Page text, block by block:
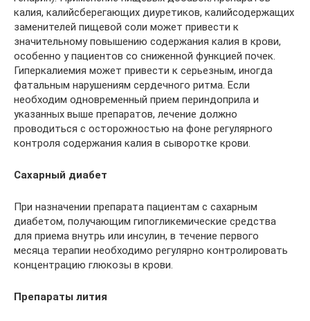
калия, калийсберегающих диуретиков, калийсодержащих
заменителей пищевой соли может привести к
значительному повышению содержания калия в крови,
особенно у пациентов со сниженной функцией почек.
Гиперкалиемия может привести к серьезным, иногда
фатальным нарушениям сердечного ритма. Если
необходим одновременный прием периндоприла и
указанных выше препаратов, лечение должно
проводиться с осторожностью на фоне регулярного
контроля содержания калия в сыворотке крови.
Сахарный диабет
При назначении препарата пациентам с сахарным
диабетом, получающим гипогликемические средства
для приема внутрь или инсулин, в течение первого
месяца терапии необходимо регулярно контролировать
концентрацию глюкозы в крови.
Препараты лития